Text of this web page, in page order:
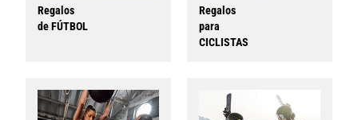
Regalos
deFÚTBOL
Regalos
para
CICLISTAS